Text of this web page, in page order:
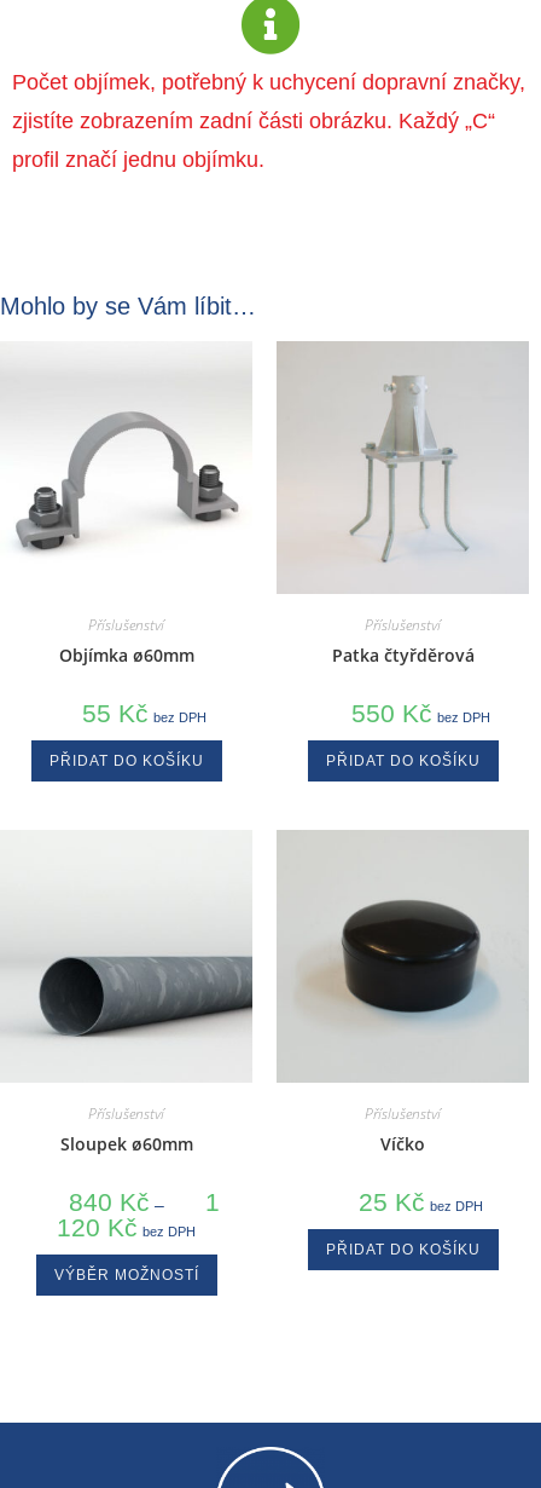
Počet objímek, potřebný k uchycení dopravní značky,
zjistíte zobrazením zadní části obrázku. Každý „C“
profil značí jednu objímku.
Mohlo by se Vám líbit…
Příslušenství
Objímka ø60mm
55 Kč bez DPH
PŘIDAT DO KOŠÍKU
Příslušenství
Patka čtyřděrová
550 Kč bez DPH
PŘIDAT DO KOŠÍKU
Příslušenství
Sloupek ø60mm
840 Kč –
1
120 Kč bez DPH
VÝBĚR MOŽNOSTÍ
Příslušenství
Víčko
25 Kč bez DPH
PŘIDAT DO KOŠÍKU